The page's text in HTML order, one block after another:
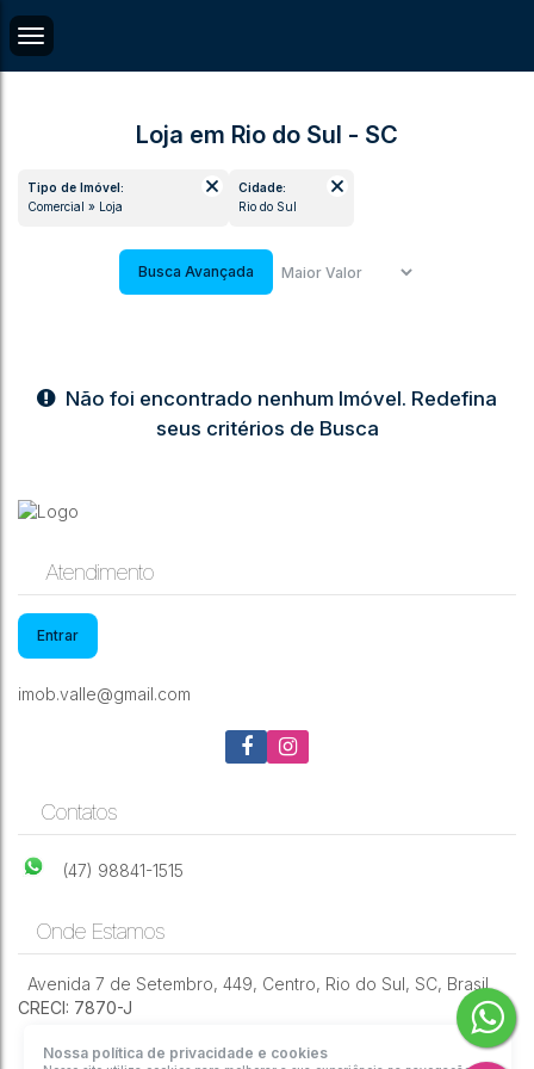
Nossa política de privacidade e cookies
Loja em Rio do Sul - SC
Tipo de Imóvel:
Comercial » Loja
Cidade:
Rio do Sul
Busca Avançada
Não foi encontrado nenhum Imóvel. Redefina
seus critérios de Busca
Atendimento
Entrar
imob.valle@gmail.com
Contatos
(47) 98841-1515
Onde Estamos
Avenida 7 de Setembro, 449, Centro, Rio do Sul, SC, Brasil
CRECI: 7870-J